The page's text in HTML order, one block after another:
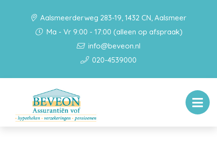
Aalsmeerderweg 283-19, 1432 CN, Aalsmeer
Ma - Vr 9:00 - 17:00 (alleen op afspraak)
info@beveon.nl
020-4539000